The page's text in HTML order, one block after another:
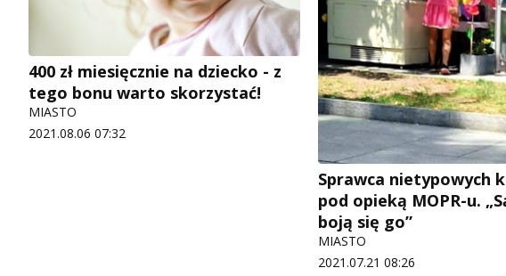
400 zł miesięcznie na dziecko - z
tego bonu warto skorzystać!
MIASTO
2021.08.06 07:32
Sprawca nietypowych
pod opieką MOPR-u.
boją się go”
MIASTO
2021.07.21 08:26